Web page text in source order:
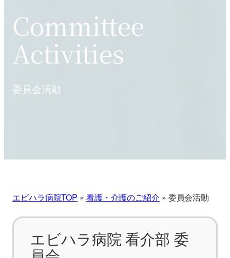
Committee
Activities
委員会活動
エビハラ病院TOP » 看護・介護のご紹介 » 委員会活動
エビハラ病院 看介部 委